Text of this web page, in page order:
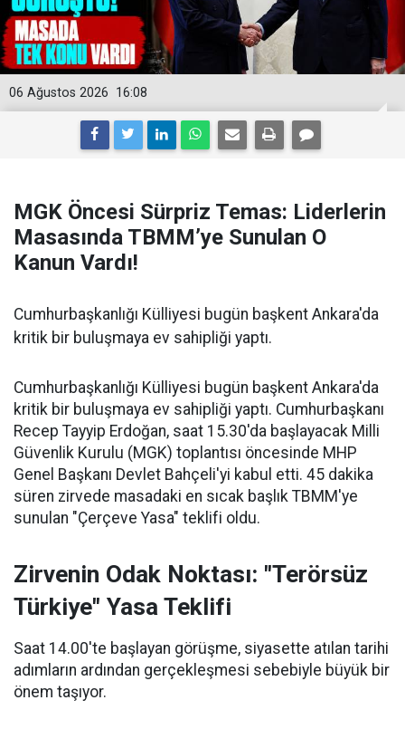
16:08
06 Ağustos 2026
MGK Öncesi Sürpriz Temas: Liderlerin
Masasında TBMM’ye Sunulan O
Kanun Vardı!
Cumhurbaşkanlığı Külliyesi bugün başkent Ankara'da
kritik bir buluşmaya ev sahipliği yaptı.
Cumhurbaşkanlığı Külliyesi bugün başkent Ankara'da
kritik bir buluşmaya ev sahipliği yaptı. Cumhurbaşkanı
Recep Tayyip Erdoğan, saat 15.30'da başlayacak Milli
Güvenlik Kurulu (MGK) toplantısı öncesinde MHP
Genel Başkanı Devlet Bahçeli'yi kabul etti. 45 dakika
süren zirvede masadaki en sıcak başlık TBMM'ye
sunulan "Çerçeve Yasa" teklifi oldu.
Zirvenin Odak Noktası: "Terörsüz
Türkiye" Yasa Teklifi
Saat 14.00'te başlayan görüşme, siyasette atılan tarihi
adımların ardından gerçekleşmesi sebebiyle büyük bir
önem taşıyor.